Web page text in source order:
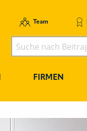
Team
FIRMEN